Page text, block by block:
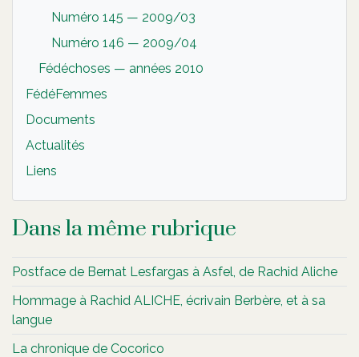
Numéro 145 — 2009/03
Numéro 146 — 2009/04
Fédéchoses — années 2010
FédéFemmes
Documents
Actualités
Liens
Dans la même rubrique
Postface de Bernat Lesfargas à Asfel, de Rachid Aliche
Hommage à Rachid ALICHE, écrivain Berbère, et à sa
langue
La chronique de Cocorico